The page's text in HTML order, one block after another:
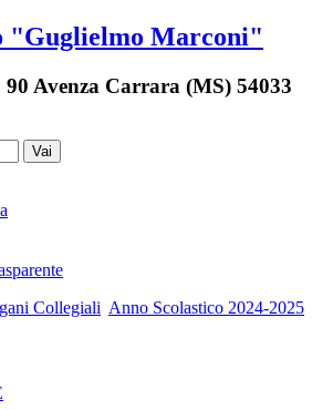
"Guglielmo Marconi"
Avenza Carrara (MS) 54033
Vai
Collegiali Anno Scolastico 2024-2025